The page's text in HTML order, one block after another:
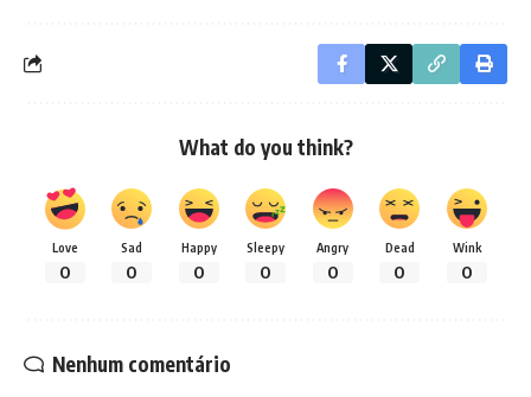
What do you think?
Love
0
Sad
0
Happy
0
Sleepy
0
Angry
0
Dead
0
Wink
0
Nenhum comentário